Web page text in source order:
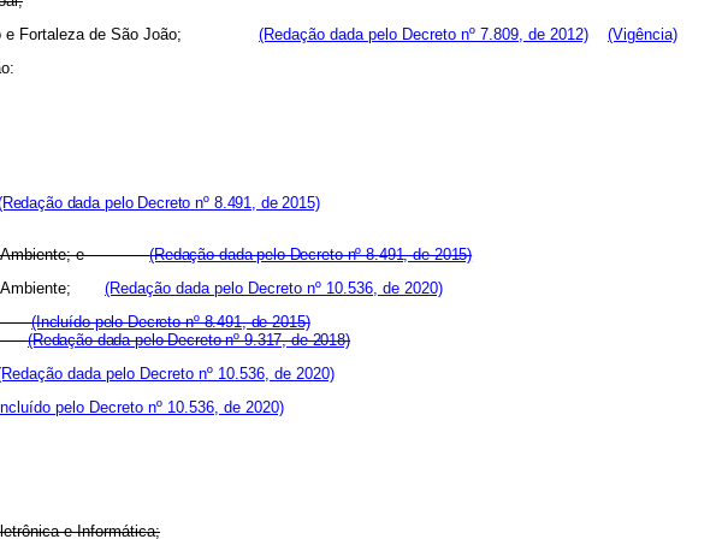
Fortaleza de São João;
(Redação dada pelo Decreto nº 7.809, de 2012)
(Vigência)
dada pelo Decreto nº 8.491, de 2015)
e
(Redação dada pelo Decreto nº 8.491, de 2015)
Ambiente; (Redação dada pelo Decreto nº 10.536, de 2020)
(Incluído pelo Decreto nº 8.491, de 2015)
(Redação dada pelo Decreto nº 9.317, de 2018)
dada pelo Decreto nº 10.536, de 2020)
pelo Decreto nº 10.536, de 2020)
e Informática;